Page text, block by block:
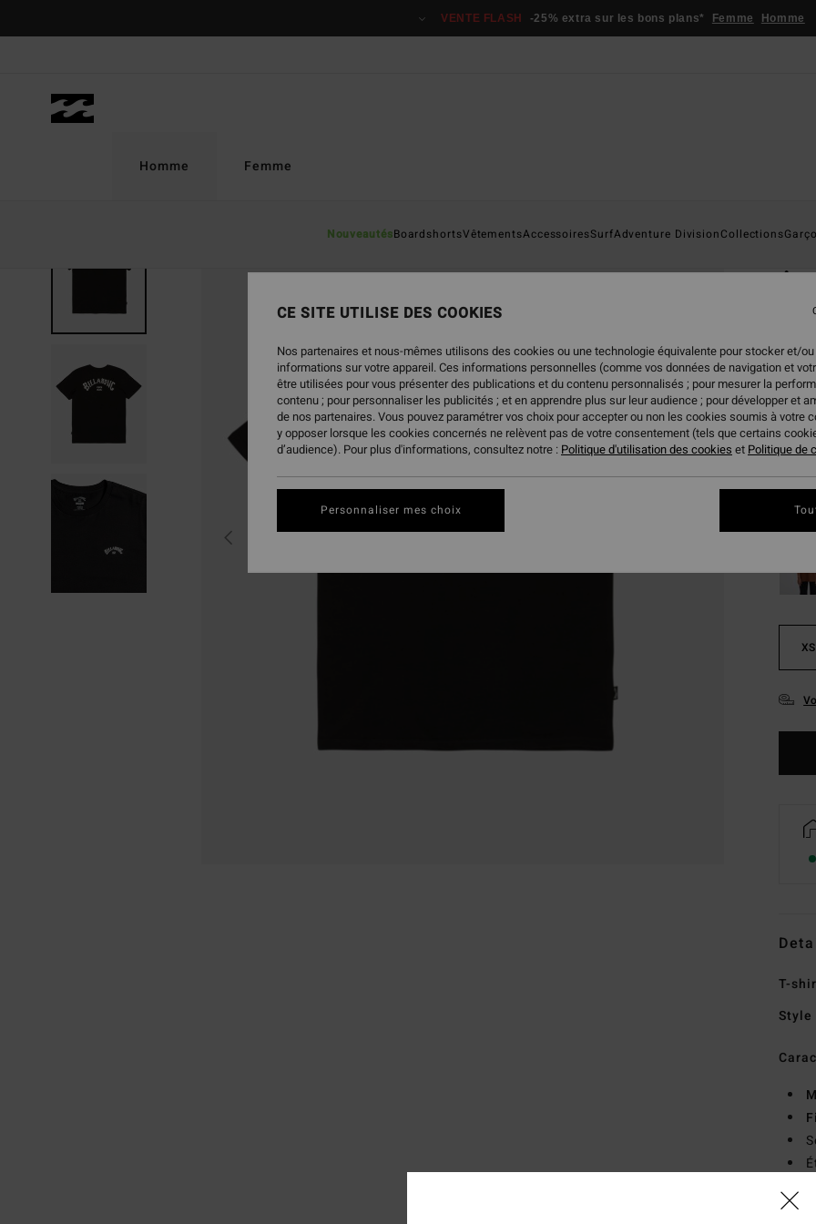
VENTE FLASH -25% extra sur les bons plans* Femme Homme
Homme
NouveautésBoardshortsVêtementsAccessoiresSurfAdventure DivisionCollections
Femme
T-
XS
T-
Style
CE SITE UTILISE DES COOKIES
Nos partenaires et nous-mêmes utilisons des cookies ou une technologie équivalente pour stocker et/
informations sur votre appareil. Ces informations personnelles (comme vos données de navigation et
être utilisées pour vous présenter des publications et du contenu personnalisés ; pour mesurer la
contenu ; pour personnaliser les publicités ; et en apprendre plus sur leur audience ; pour développer et
de nos partenaires. Vous pouvez paramétrer vos choix pour accepter ou non les cookies soumis à votre
y opposer lorsque les cookies concernés ne relèvent pas de votre consentement (tels que certains
d’audience). Pour plus d'informations, consultez notre : Politique d'utilisation des cookies et Politique de
Personnaliser mes choix